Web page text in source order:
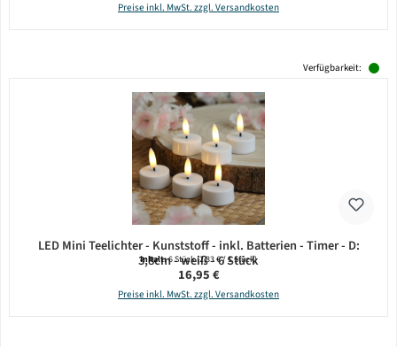
Preise inkl. MwSt. zzgl. Versandkosten
Verfügbarkeit:
LED Mini Teelichter - Kunststoff - inkl. Batterien - Timer - D:
3,8cm - weiß - 6 Stück
Inhalt:6 Stück(2,83 € / 1 Stück)
Regulärer Preis:
16,95 €
Preise inkl. MwSt. zzgl. Versandkosten